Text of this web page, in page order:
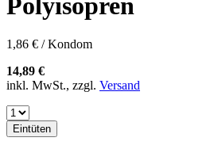
1,86 € / Kondom
14,89 €
inkl. MwSt., zzgl. Versand
Eintüten